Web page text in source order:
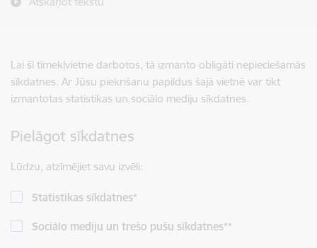
Lai šī tīmekļvietne darbotos, tā izmanto obligāti nepieciešamās
sīkdatnes. Ar Jūsu piekrišanu papildus šajā vietnē var tikt
izmantotas statistikas un sociālo mediju sīkdatnes.
Pielāgot sīkdatnes
Lūdzu, atzīmējiet savu izvēli:
Statistikas sīkdatnes*
Sociālo mediju un trešo pušu sīkdatnes**